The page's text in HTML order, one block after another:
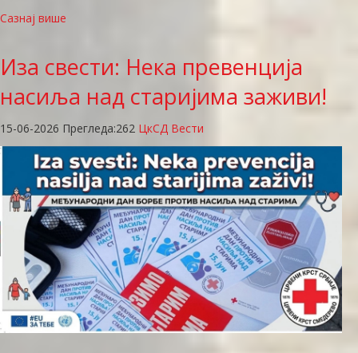
Сазнај више
Иза свести: Нека превенција
насиља над старијима заживи!
15-06-2026 Прегледа:262 ЦкСД Вести